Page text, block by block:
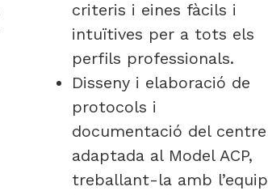
criteris i eines fàcils i
intuïtives per a tots els
perfils professionals.
Disseny i elaboració de
protocols i
documentació del centre
adaptada al Model ACP,
treballant-la amb l’equip